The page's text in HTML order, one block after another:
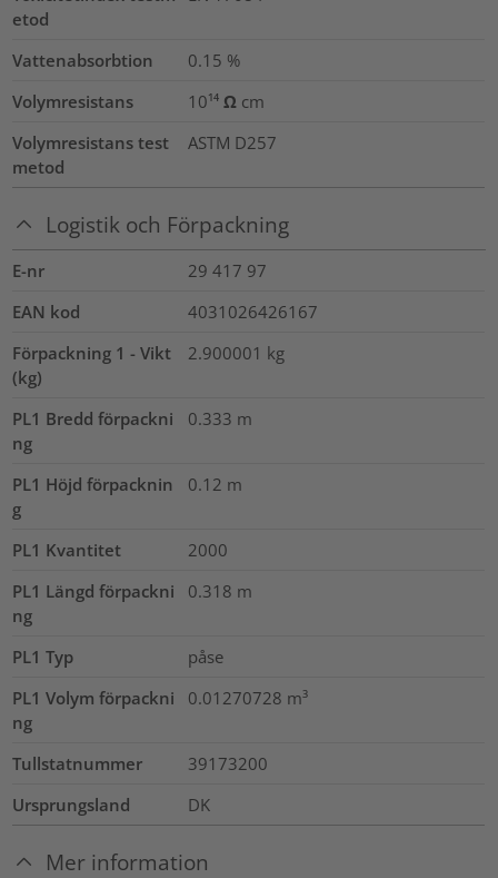
etod
Vattenabsorbtion 0.15 %
Volymresistans
10¹⁴ Ω cm
Volymresistans test
metod
ASTM D257
Logistik och Förpackning
E-nr
29 417 97
EAN kod
4031026426167
Förpackning 1 - Vikt
(kg)
2.900001 kg
PL1 Bredd förpackni
ng
0.333 m
PL1 Höjd förpacknin
g
0.12 m
PL1 Kvantitet
2000
PL1 Längd förpackni
ng
0.318 m
PL1 Typ
påse
PL1 Volym förpackni
ng
0.01270728 m³
Tullstatnummer
39173200
Ursprungsland
DK
Mer information